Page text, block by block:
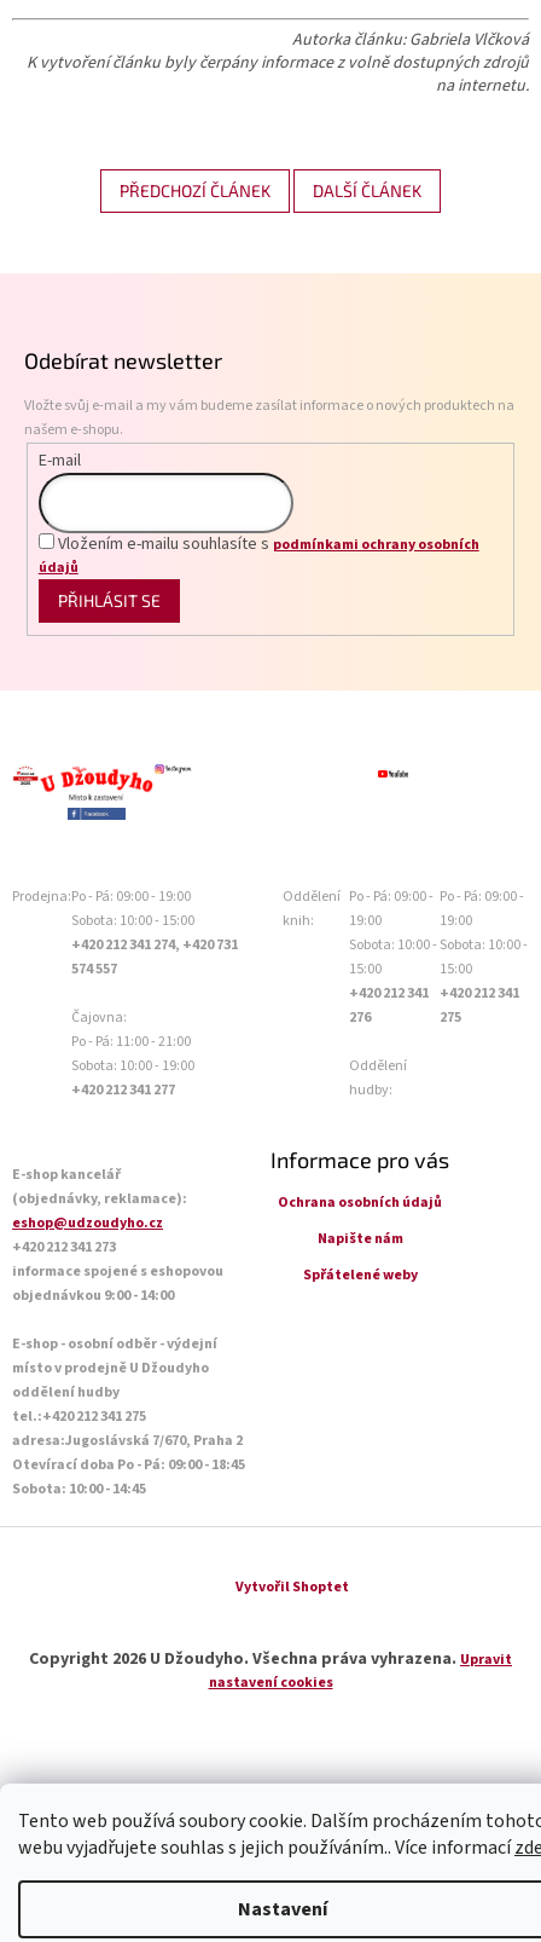
Tento web používá soubory cookie. Dalším procházením
webu vyjadřujete souhlas s jejich používáním.. Více informací
Nastavení
Autorka článku: Gabriela Vlčková
K vytvoření článku byly čerpány informace z volně dostupných zdrojů
na internetu.
PŘEDCHOZÍ ČLÁNEK DALŠÍ ČLÁNEK
Odebírat newsletter
Vložte svůj e-mail a my vám budeme zasílat informace o nových produktech na
našem e-shopu.
E-mail
Vložením e-mailu souhlasíte s podmínkami ochrany osobních
údajů
PŘIHLÁSIT SE
Prodejna:Po - Pá: 09:00 - 19:00
Sobota: 10:00 - 15:00
+420 212 341 274, +420 731
574 557
Čajovna:
Po - Pá: 11:00 - 21:00
Sobota: 10:00 - 19:00
+420 212 341 277
Oddělení
knih:
Po - Pá: 09:00 -
19:00
Sobota: 10:00 -
15:00
+420 212 341
276
Oddělení
hudby:
Po - Pá: 09:00 -
19:00
Sobota: 10:00 -
15:00
+420 212 341
275
E-shop kancelář
(objednávky, reklamace):
eshop@udzoudyho.cz
+420 212 341 273
informace spojené s eshopovou
objednávkou 9:00 - 14:00
E-shop - osobní odběr - výdejní
místo v prodejně U Džoudyho
oddělení hudby
tel.:+420 212 341 275
adresa:Jugoslávská 7/670, Praha 2
Otevírací doba Po - Pá: 09:00 - 18:45
Sobota: 10:00 - 14:45
Informace pro vás
Ochrana osobních údajů
Napište nám
Spřátelené weby
Vytvořil Shoptet
Copyright 2026 U Džoudyho. Všechna práva vyhrazena. Upravit
nastavení cookies